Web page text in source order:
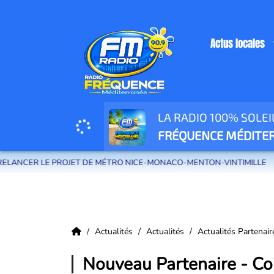
Radio Fréquence Méditerranée la radio de menton et des communes
Actus locales
LA RADIO 100%
FRÉQUENCE
DE MÉTRO NICE-MONACO-MENTON-VINTIMILLE CARF -
Actualités Actualités Actualités
Nouveau Partenaire -